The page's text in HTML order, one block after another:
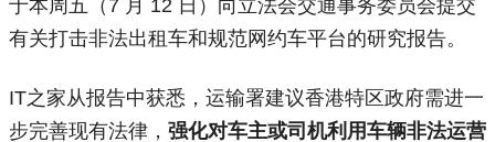
于本周五（7 月 12 日）向立法会交通事务委员会提交
有关打击非法出租车和规范网约车平台的研究报告。
IT之家从报告中获悉，运输署建议香港特区政府需进一
步完善现有法律， 强化对车主或司机利用车辆非法运营